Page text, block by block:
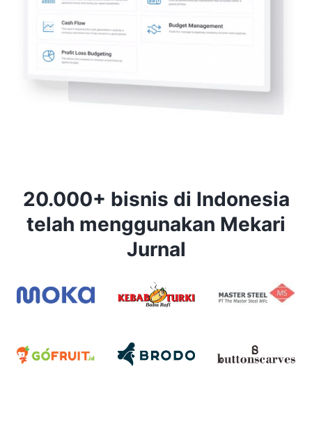
20.000+ bisnis di Indonesia
telah menggunakan Mekari
Jurnal